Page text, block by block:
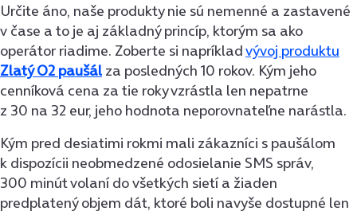
Určite áno, naše produkty nie sú nemenné a zastavené
v čase a to je aj základný princíp, ktorým sa ako
operátor riadime. Zoberte si napríkladvývoj produktu
Zlatý O2 paušálza posledných 10 rokov. Kým jeho
cenníková cena za tie roky vzrástla len nepatrne
z 30 na 32 eur, jeho hodnota neporovnateľne narástla.
Kým pred desiatimi rokmi mali zákazníci s paušálom
k dispozícii neobmedzené odosielanie SMS správ,
300 minút volaní do všetkých sietí a žiaden
predplatený objem dát, ktoré boli navyše dostupné len